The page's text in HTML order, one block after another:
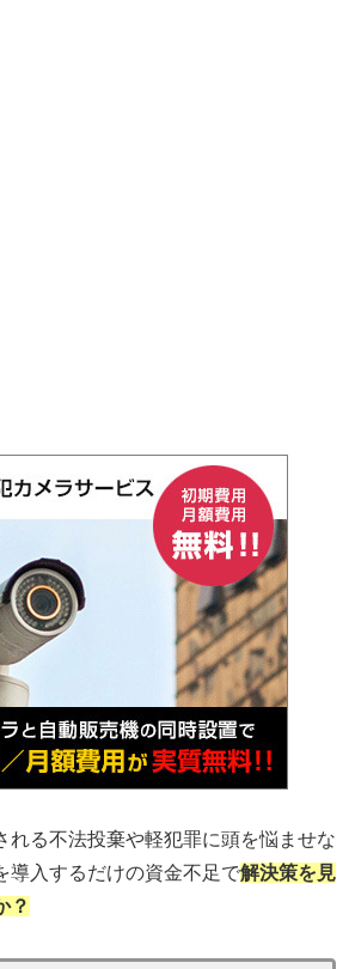
れる不法投棄や軽犯罪に頭を悩ませな
導入するだけの資金不足で解決策を見
？